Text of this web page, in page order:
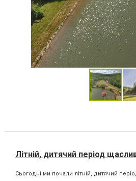
Літній, дитячий період
Сьогодні ми почали літній, дитячий